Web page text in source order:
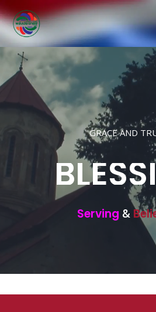
Serving &
GRACE AND
BLESS